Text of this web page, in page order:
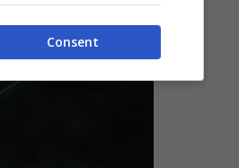
Consent